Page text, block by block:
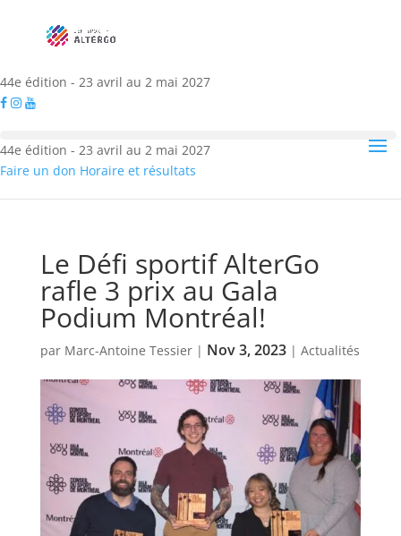
44e édition - 23 avril au 2 mai 2027
44e édition - 23 avril au 2 mai 2027
Faire un don Horaire et résultats
Le Défi sportif AlterGo
rafle 3 prix au Gala
Podium Montréal!
par Marc-Antoine Tessier| Nov 3, 2023| Actualités